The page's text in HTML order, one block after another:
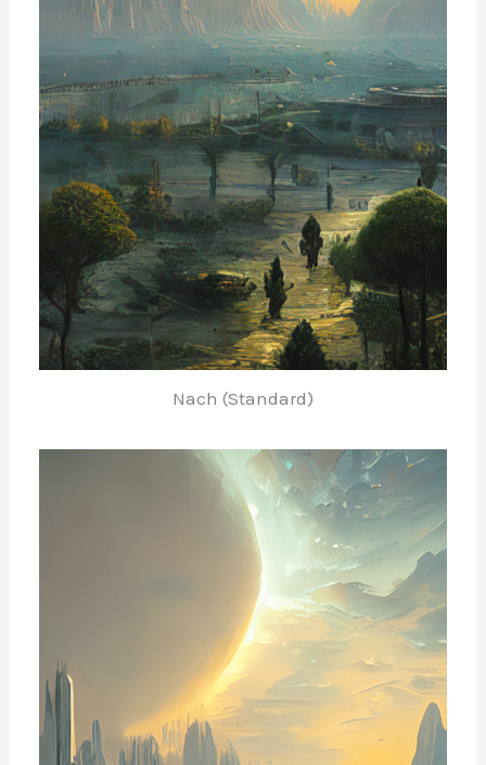
Nach (Standard)